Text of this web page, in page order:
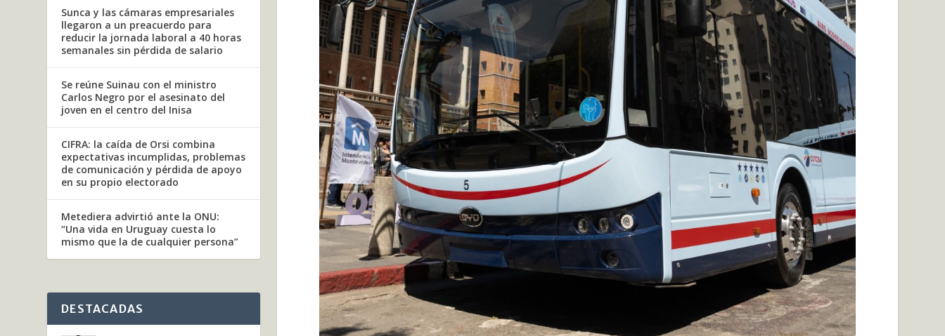
Sunca y las cámaras empresariales
llegaron a un preacuerdo para
reducir la jornada laboral a 40 horas
semanales sin pérdida de salario
Se reúne Suinau con el ministro
Carlos Negro por el asesinato del
joven en el centro del Inisa
CIFRA: la caída de Orsi combina
expectativas incumplidas, problemas
de comunicación y pérdida de apoyo
en su propio electorado
Metediera advirtió ante la ONU:
“Una vida en Uruguay cuesta lo
mismo que la de cualquier persona”
DESTACADAS